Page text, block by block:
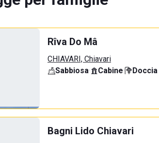
Rîva Do Mâ
CHIAVARI, Chiavari
Sabbiosa· Cabine·
Bagni Lido Chiavari